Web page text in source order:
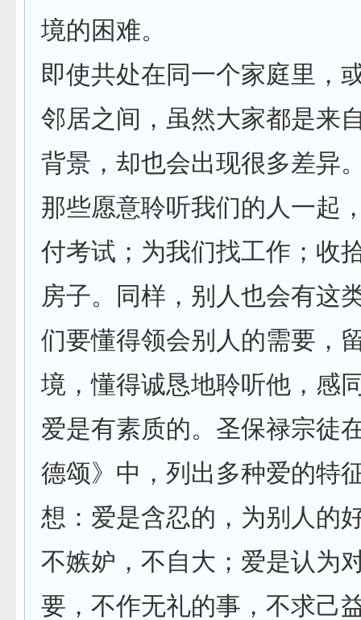
境的困难。
即使共处在同一个家庭里，
邻居之间，虽然大家都是来
背景，却也会出现很多差异
那些愿意聆听我们的人一起
付考试；为我们找工作；收
房子。同样，别人也会有这
们要懂得领会别人的需要，
境，懂得诚恳地聆听他，感
爱是有素质的。圣保禄宗徒
德颂》中，列出多种爱的特
想：爱是含忍的，为别人的
不嫉妒，不自大；爱是认为
要，不作无礼的事，不求己